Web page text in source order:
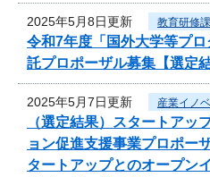
2025年5月8日更新 教育研修課
令和7年度「国外大学等プ
託プロポーザル募集【選定結
2025年5月7日更新 産業イノ
（選定結果）スタートアッ
ョン促進支援事業プロポー
タートアップとのオープン